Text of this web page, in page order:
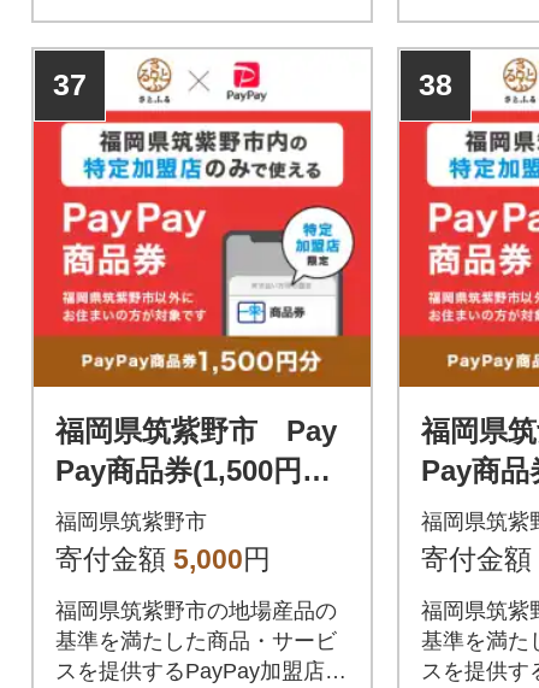
方はPayPay商品券を受け取れ
ませんのでご注意ください。
方は
ませんので
37
福岡県筑紫野市 Pay
Pay商品券(1,500円分)
※地域内の一部の加盟
店のみで利用可
福岡県筑紫野市
寄付金額 5,000円
福岡県筑紫野市の地場産品の
基準を満たした商品・サービ
スを提供するPayPay加盟店で
38
福岡県
Pay商品
※地域内
店のみ
福岡県筑紫
寄付金額
福岡県筑紫
基準を満た
スを提供す